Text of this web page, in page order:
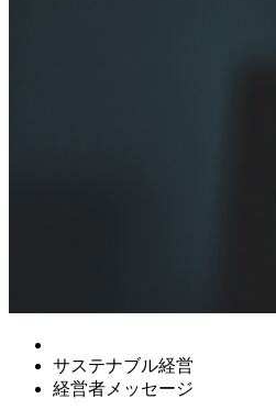
サステナブル経営
経営者メッセージ